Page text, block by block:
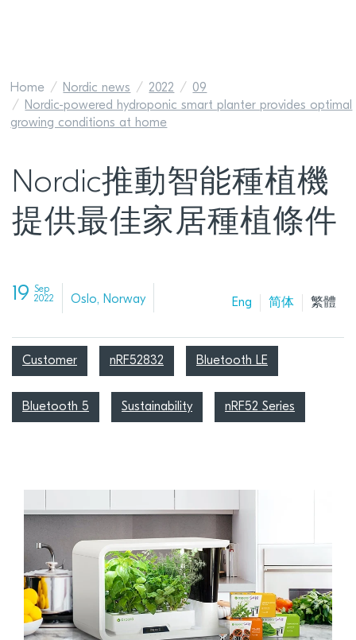
Home Nordic news 2022
09
Nordic-powered hydroponic smart planter provides optimal
growing conditions at home
Nordic推動智能種植機
提供最佳家居種植條件
19 Sep
2022
Oslo, Norway Eng 简体 繁體
Customer nRF52832 Bluetooth LE
Bluetooth 5 Sustainability nRF52 Series